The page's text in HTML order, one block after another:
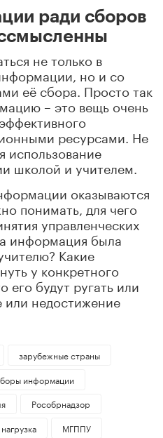
ради сборов
не только в
но и со
её сбора. Просто так
– это вещь очень
ресурсами. Не
использование
школой и учителем.
оказываются
понимать, для чего
управленческих
информация была
Какие
у конкретного
его будут ругать или
или недостижение
зарубежные страны
информации
Рособрнадзор
нагрузка
МГППУ